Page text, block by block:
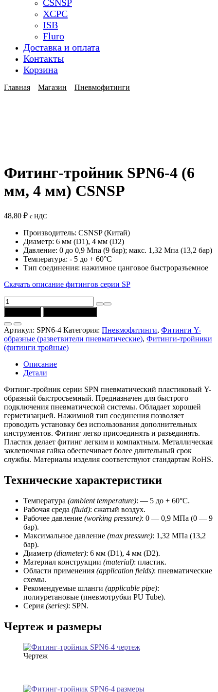
CSNSP
XCPC
ISB
Fluro
Доставка и оплата
Контакты
Корзина
Главная Магазин Пневмофитинги
Фитинг-тройник SPN6-4 (6
мм, 4 мм) CSNSP
48,80 ₽ с НДС
Производитель: CSNSP (Китай)
Диаметр: 6 мм (D1), 4 мм (D2)
Давление: 0 до 0,9 Мпа (9 бар); макс. 1,32 Мпа (13,2 бар)
Температура: - 5 до + 60°C
Тип соединения: нажимное цанговое быстроразъемное
Скачать описание фитингов серии SP
Количество
товара
Фитинг-
тройник
SPN6-
4
(6
CSNSP
Артикул: SPN6-4 Категория: Пневмофитинги, Фитинги Y-
образные (разветвители пневматические), Фитинги-тройники
(фитинги тройные)
Описание
Детали
Фитинг-тройник серии SPN пневматический пластиковый Y-
образный быстросъемный. Предназначен для быстрого
подключения пневматической системы. Обладает хорошей
герметизацией. Нажимной тип соединения позволяет
проводить установку без использования дополнительных
инструментов. Фитинг легко присоединять и разъединять.
Пластик делает фитинг легким и компактным. Металлическая
заклепочная гайка обеспечивает более длительный срок
службы. Материалы изделия соответствуют стандартам RoHS.
Технические характеристики
Температура (ambient temperature): — 5 до + 60°C.
Рабочая среда (fluid): сжатый воздух.
Рабочее давление (working pressure): 0 — 0,9 МПа (0 — 9
бар).
Максимальное давление (max pressure): 1,32 МПа (13,2
бар).
Диаметр (diameter): 6 мм (D1), 4 мм (D2).
Материал конструкции (material): пластик.
Области применения (application fields): пневматические
схемы.
Рекомендуемые шланги (applicable pipe):
полиуретановые (пневмотрубки PU Tube).
Серия (series): SPN.
Чертеж и размеры
Чертеж